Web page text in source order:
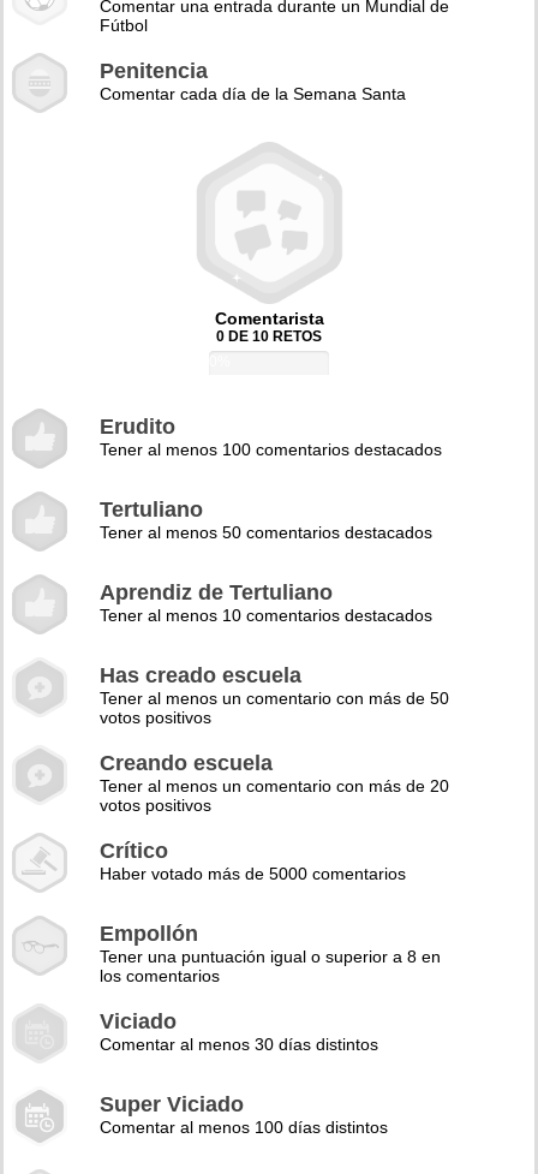
Comentar una entrada durante un Mundial de
Fútbol
Penitencia
Comentar cada día de la Semana Santa
Comentarista
0 DE 10 RETOS
Erudito
Tener al menos 100 comentarios destacados
Tertuliano
Tener al menos 50 comentarios destacados
Aprendiz de Tertuliano
Tener al menos 10 comentarios destacados
Has creado escuela
Tener al menos un comentario con más de 50
votos positivos
Creando escuela
Tener al menos un comentario con más de 20
votos positivos
Crítico
Haber votado más de 5000 comentarios
Empollón
Tener una puntuación igual o superior a 8 en
los comentarios
Viciado
Comentar al menos 30 días distintos
Super Viciado
Comentar al menos 100 días distintos